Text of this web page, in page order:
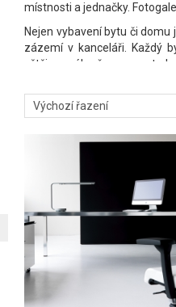
místnosti a jednačky.
Nejen vybavení bytu či
zázemí v kanceláři. Každý
většinu svého času, a proto
Inspirativní fotografie
zařizování kanceláře a při
pracovnímu výkonu a
barevnější prostředí. V
prezentační vzhled
kanceláře.
produkty určené jak pro
zasedací místnost. Stačí
vybavena, a máte vyhráno.
ale i Vaše klienty.